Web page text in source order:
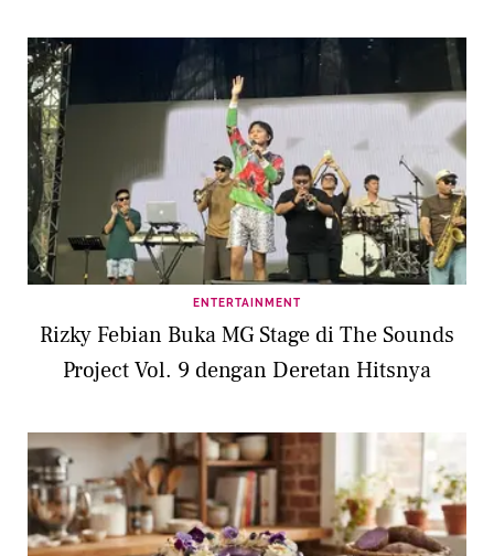
ENTERTAINMENT
Rizky Febian Buka MG Stage di The Sounds
Project Vol. 9 dengan Deretan Hitsnya